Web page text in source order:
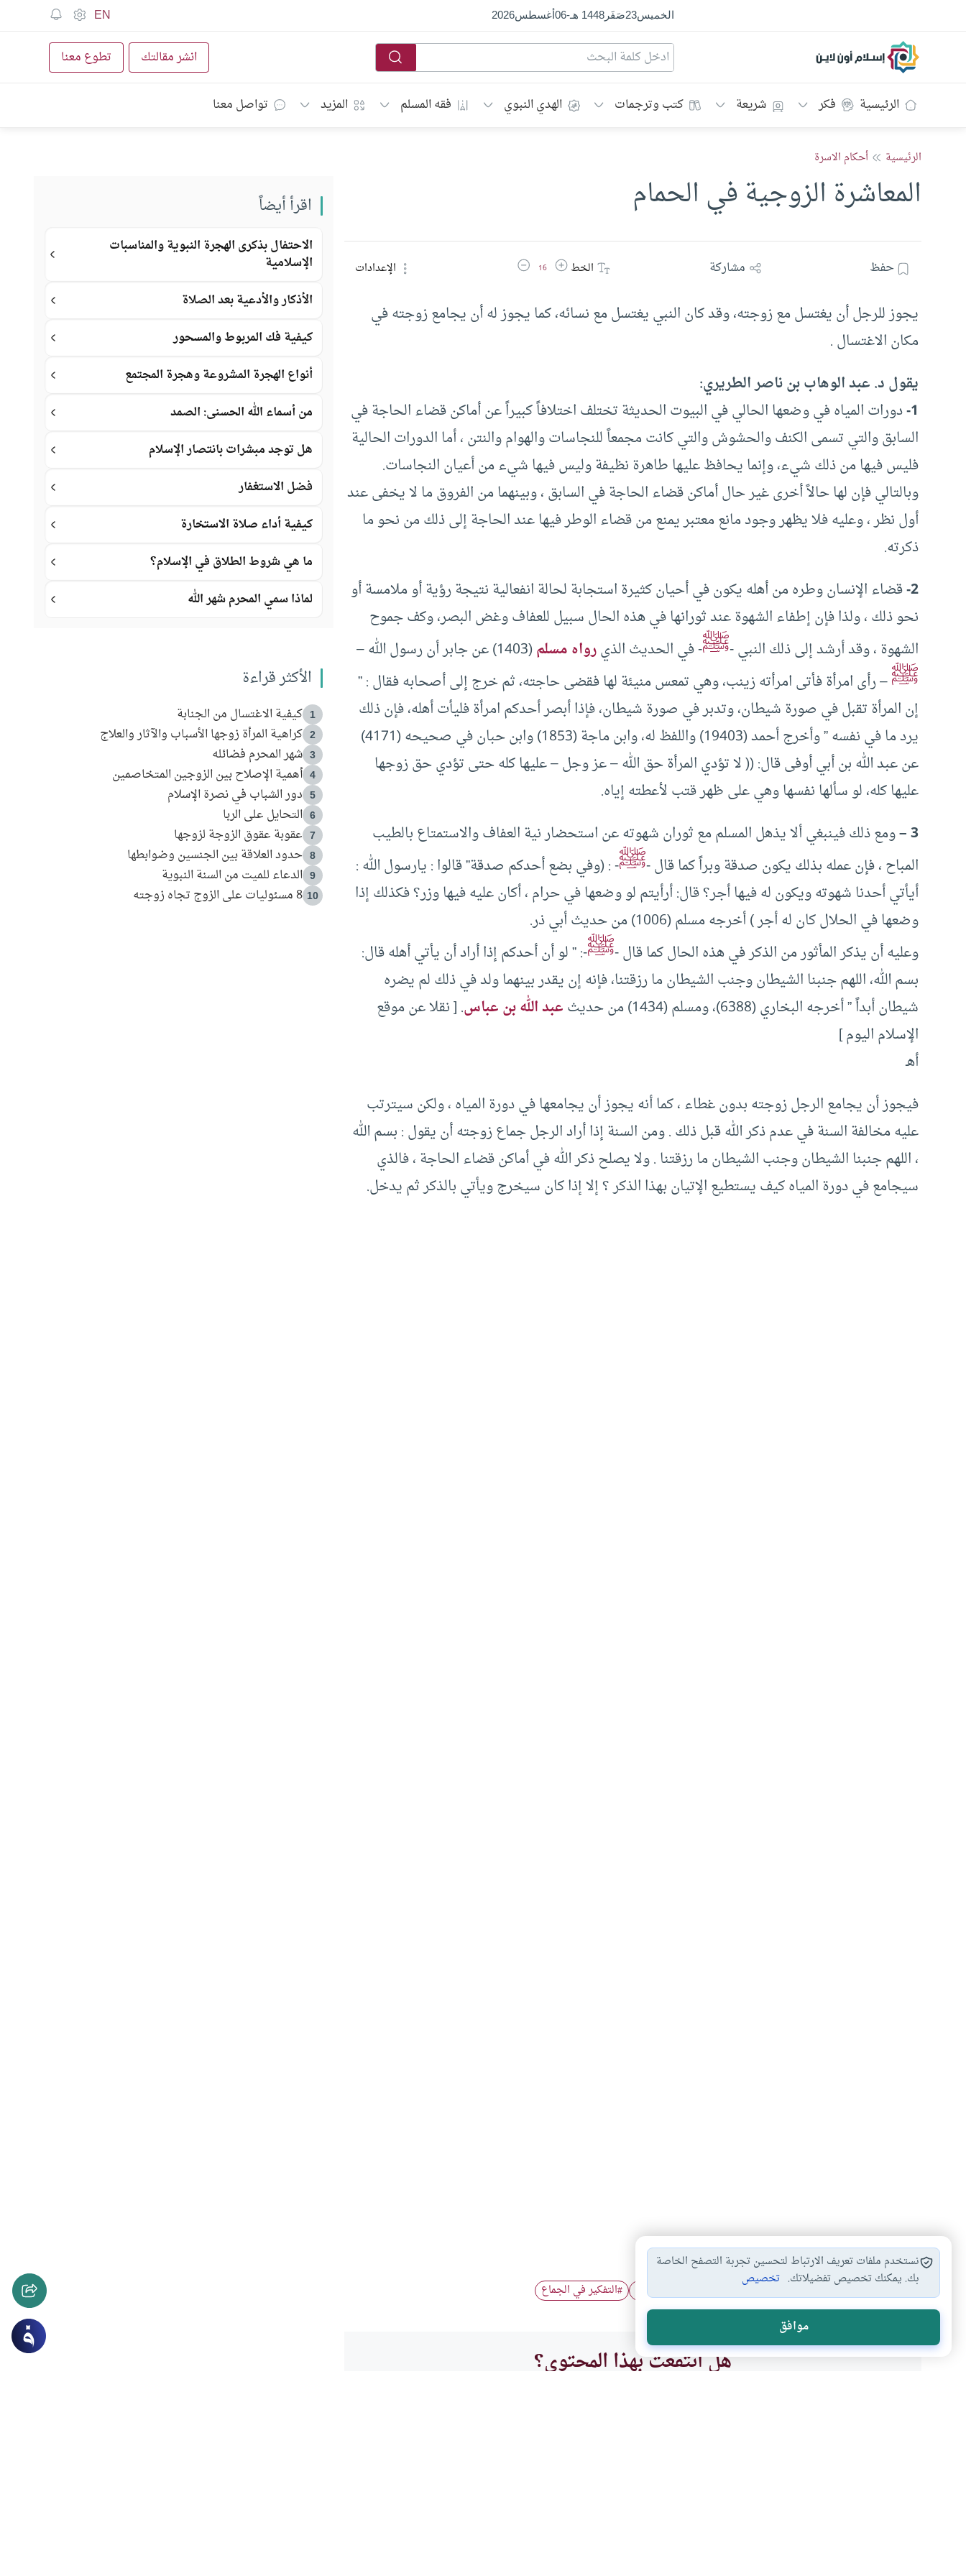
الخميس23صَفَر1448 هـ -
06أغسطس2026
EN
إسلام أون لاين انشر مقالتك تطوع معنا
الرئيسية فكر شريعة كتب وترجمات الهدي النبوي فقه المسلم المزيد تواصل معنا
الرئيسية أحكام الاسرة
المعاشرة الزوجية في الحمام
حفظ مشاركة الخطزيادة حجم الخط
16 تقليل حجم الخط الإعدادات
يجوز للرجل أن يغتسل مع زوجته، وقد كان النبي يغتسل مع نسائه، كما يجوز له أن يجامع زوجته في
مكان الاغتسال .
يقول د. عبد الوهاب بن ناصر الطريري:
1- دورات المياه في وضعها الحالي في البيوت الحديثة تختلف اختلافاً كبيراً عن أماكن قضاء الحاجة في
السابق والتي تسمى الكنف والحشوش والتي كانت مجمعاً للنجاسات والهوام والنتن ، أما الدورات الحالية
فليس فيها من ذلك شيء، وإنما يحافظ عليها طاهرة نظيفة وليس فيها شيء من أعيان النجاسات.
وبالتالي فإن لها حالاً أخرى غير حال أماكن قضاء الحاجة في السابق ، وبينهما من الفروق ما لا يخفى عند
أول نظر ، وعليه فلا يظهر وجود مانع معتبر يمنع من قضاء الوطر فيها عند الحاجة إلى ذلك من نحو ما
ذكرته.
2- قضاء الإنسان وطره من أهله يكون في أحيان كثيرة استجابة لحالة انفعالية نتيجة رؤية أو ملامسة أو
نحو ذلك ، ولذا فإن إطفاء الشهوة عند ثورانها في هذه الحال سبيل للعفاف وغض البصر، وكف جموح
الشهوة ، وقد أرشد إلى ذلك النبي -ﷺ- في الحديث الذيرواه مسلم(1403) عن جابر أن رسول الله –
ﷺ– رأى امرأة فأتى امرأته زينب، وهي تمعس منيئة لها فقضى حاجته، ثم خرج إلى أصحابه فقال : ”
إن المرأة تقبل في صورة شيطان، وتدبر في صورة شيطان، فإذا أبصر أحدكم امرأة فليأت أهله، فإن ذلك
يرد ما في نفسه ” وأخرج أحمد (19403) واللفظ له، وابن ماجة (1853) وابن حبان في صحيحه (4171)
عن عبد الله بن أبي أوفى قال: (( لا تؤدي المرأة حق الله – عز وجل – عليها كله حتى تؤدي حق زوجها
عليها كله، لو سألها نفسها وهي على ظهر قتب لأعطته إياه.
3 – ومع ذلك فينبغي ألا يذهل المسلم مع ثوران شهوته عن استحضار نية العفاف والاستمتاع بالطيب
المباح ، فإن عمله بذلك يكون صدقة وبراً كما قال -ﷺ- : (وفي بضع أحدكم صدقة” قالوا : يارسول الله :
أيأتي أحدنا شهوته ويكون له فيها أجر؟ قال: أرأيتم لو وضعها في حرام ، أكان عليه فيها وزر؟ فكذلك إذا
وضعها في الحلال كان له أجر ) أخرجه مسلم (1006) من حديث أبي ذر.
وعليه أن يذكر المأثور من الذكر في هذه الحال كما قال -ﷺ-: ” لو أن أحدكم إذا أراد أن يأتي أهله قال:
بسم الله، اللهم جنبنا الشيطان وجنب الشيطان ما رزقتنا، فإنه إن يقدر بينهما ولد في ذلك لم يضره
شيطان أبداً ” أخرجه البخاري (6388)، ومسلم (1434) من حديث
عبد الله بن عباس. [ نقلا عن موقع
الإسلام اليوم ]
أهـ
فيجوز أن يجامع الرجل زوجته بدون غطاء ، كما أنه يجوز أن يجامعها في دورة المياه ، ولكن سيترتب
عليه مخالفة السنة في عدم ذكر الله قبل ذلك . ومن السنة إذا أراد الرجل جماع زوجته أن يقول : بسم الله
، اللهم جنبنا الشيطان وجنب الشيطان ما رزقتنا . ولا يصلح ذكر الله في أماكن قضاء الحاجة ، فالذي
سيجامع في دورة المياه كيف يستطيع الإتيان بهذا الذكر ؟ إلا إذا كان سيخرج ويأتي بالذكر ثم يدخل.
الجماع اثناء الحيض… آداب الجماع اجبار الزوج زوجته… #التفكير في الجماع
هل انتفعت بهذا المحتوى؟
اقرأ أيضاً
الاحتفال بذكرى الهجرة النبوية والمناسبات
الإسلامية
الأذكار والأدعية بعد الصلاة
كيفية فك المربوط والمسحور
أنواع الهجرة المشروعة وهجرة المجتمع
من أسماء الله الحسنى: الصمد
هل توجد مبشرات بانتصار الإسلام
فضل الاستغفار
كيفية أداء صلاة الاستخارة
ما هي شروط الطلاق في الإسلام؟
لماذا سمي المحرم شهر الله
الأكثر قراءة
1 كيفية الاغتسال من الجنابة
2 كراهية المرأة زوجها الأسباب والآثار والعلاج
3 شهر المحرم فضائله
4 أهمية الإصلاح بين الزوجين المتخاصمين
5 دور الشباب في نصرة الإسلام
6 التحايل على الربا
7 عقوبة عقوق الزوجة لزوجها
8 حدود العلاقة بين الجنسين وضوابطها
9 الدعاء للميت من السنة النبوية
10 8 مسئوليات على الزوج تجاه زوجته
نستخدم ملفات تعريف الارتباط لتحسين تجربة التصفح الخاصة
بك. يمكنك تخصيص تفضيلاتك. تخصيص
موافق